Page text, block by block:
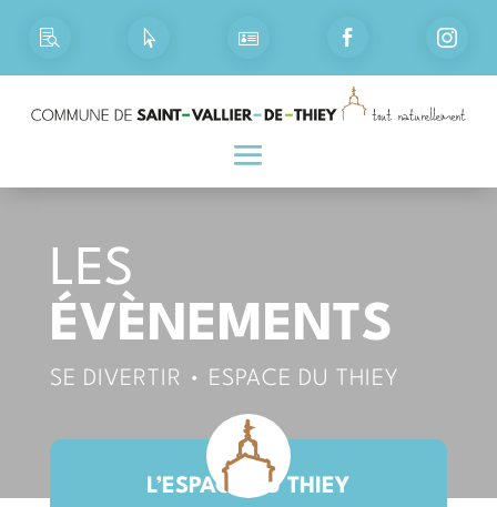
    
LES
ÉVÈNEMENTS
SE DIVERTIR • ESPACE DU THIEY
L’ESPACE DU THIEY